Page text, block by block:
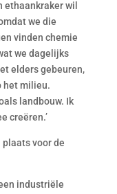
ethaankraker wil
we die
vinden chemie
we dagelijks
elders gebeuren,
het milieu.
landbouw. Ik
creëren.’
plaats voor de
industriële